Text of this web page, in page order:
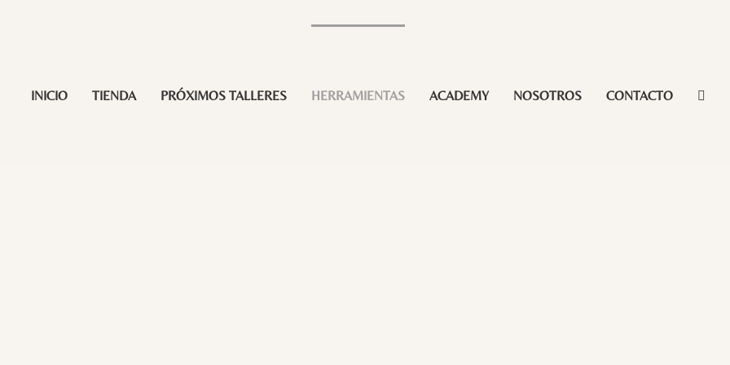
INICIO TIENDA PRÓXIMOS TALLERES HERRAMIENTAS ACADEMY NOSOTROS CONTACTO